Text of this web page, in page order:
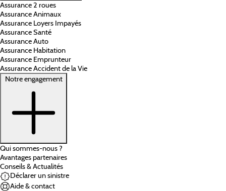
Assurance 2 roues
Assurance Animaux
Assurance Loyers Impayés
Assurance Santé
Assurance Auto
Assurance Habitation
Assurance Emprunteur
Assurance Accident de la Vie
Notre engagement
Qui sommes-nous ?
Avantages partenaires
Conseils & Actualités
Déclarer un sinistre
Aide & contact